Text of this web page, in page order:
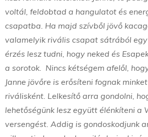
voltál, feldobtad a hangulatot és
csapatba. Ha majd szívből jövő
valamelyik rivális csapat sátrából
érzés lesz tudni, hogy neked és
a sorotok. Nincs kétségem afelől,
Janne jövőre is erősíteni fognak
riválisként. Lelkesítő arra gondolni,
lehetőségünk lesz együtt élénkíteni a
versengést. Addig is gondoskodjunk